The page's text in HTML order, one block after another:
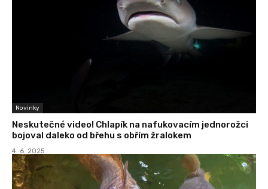
Novinky
Neskutečné video! Chlapík na nafukovacím jednorožci
bojoval daleko od břehu s obřím žralokem
4. 6. 2025